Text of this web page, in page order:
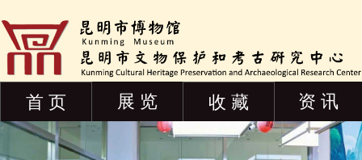
首 页 展 览 收 藏 资 讯